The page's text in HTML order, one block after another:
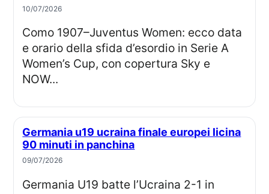
10/07/2026
Como 1907–Juventus Women: ecco data
e orario della sfida d’esordio in Serie A
Women’s Cup, con copertura Sky e
NOW...
Germania u19 ucraina finale europei licina
90 minuti in panchina
09/07/2026
Germania U19 batte l’Ucraina 2-1 in